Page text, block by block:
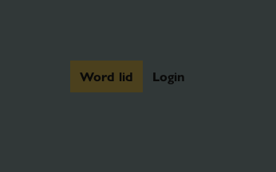
Word lid Login